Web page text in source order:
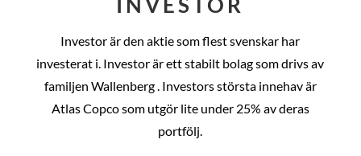
Investor är den aktie som flest svenskar har
investerat i. Investor är ett stabilt bolag som drivs av
familjen Wallenberg . Investors största innehav är
Atlas Copco som utgör lite under 25% av deras
portfölj.